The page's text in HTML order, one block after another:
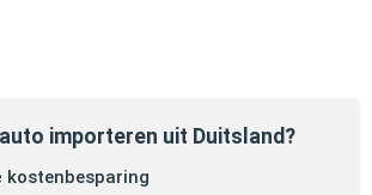
importeren uit Duitsland?
kostenbesparing